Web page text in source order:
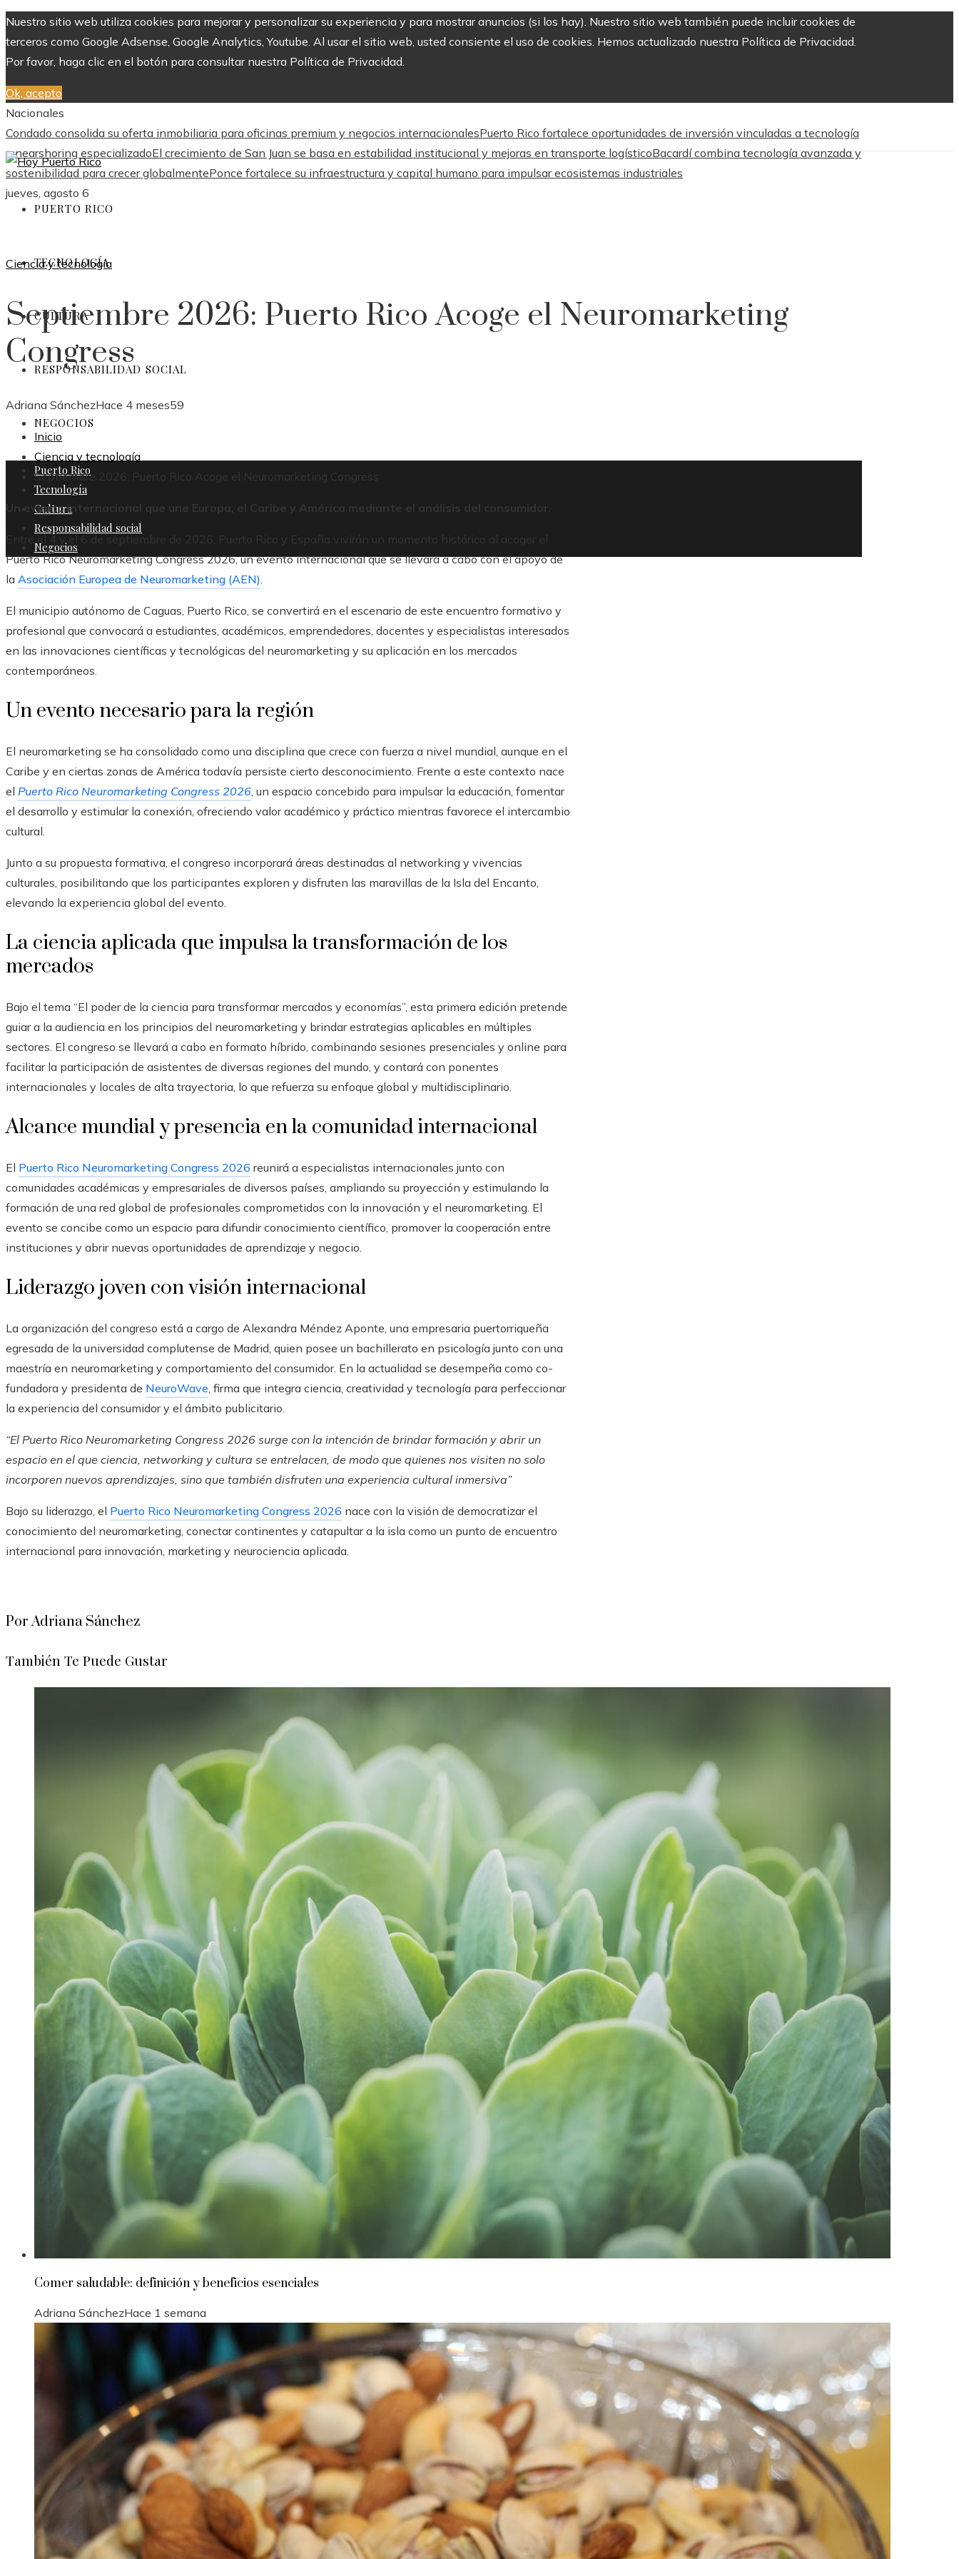
Nuestro sitio web utiliza cookies para mejorar y personalizar su experiencia y para mostrar anuncios (si los hay). Nuestro sitio web también puede incluir cookies de
terceros como Google Adsense, Google Analytics, Youtube. Al usar el sitio web, usted consiente el uso de cookies. Hemos actualizado nuestra Política de Privacidad.
Por favor, haga clic en el botón para consultar nuestra Política de Privacidad.
Ok, acepto
Nacionales
Condado consolida su oferta inmobiliaria para oficinas premium y negocios internacionalesPuerto Rico fortalece oportunidades de inversión vinculadas a tecnología
y nearshoring especializadoEl crecimiento de San Juan se basa en estabilidad institucional y mejoras en transporte logísticoBacardí combina tecnología avanzada y
sostenibilidad para crecer globalmentePonce fortalece su infraestructura y capital humano para impulsar ecosistemas industriales
jueves, agosto 6
PUERTO RICO
TECNOLOGÍA
CULTURA
RESPONSABILIDAD SOCIAL
NEGOCIOS
Puerto Rico
Tecnología
Cultura
Responsabilidad social
Negocios
Ciencia y tecnología
Septiembre 2026: Puerto Rico Acoge el Neuromarketing
Congress
Adriana SánchezHace 4 meses59
Inicio
Ciencia y tecnología
Septiembre 2026: Puerto Rico Acoge el Neuromarketing Congress
Un evento internacional que une Europa, el Caribe y América mediante el análisis del consumidor .
Entre el 4 y el 6 de septiembre de 2026, Puerto Rico y España vivirán un momento histórico al acoger el
Puerto Rico Neuromarketing Congress 2026, un evento internacional que se llevará a cabo con el apoyo de
la Asociación Europea de Neuromarketing (AEN).
El municipio autónomo de Caguas, Puerto Rico, se convertirá en el escenario de este encuentro formativo y
profesional que convocará a estudiantes, académicos, emprendedores, docentes y especialistas interesados
en las innovaciones científicas y tecnológicas del neuromarketing y su aplicación en los mercados
contemporáneos.
Un evento necesario para la región
El neuromarketing se ha consolidado como una disciplina que crece con fuerza a nivel mundial, aunque en el
Caribe y en ciertas zonas de América todavía persiste cierto desconocimiento. Frente a este contexto nace
el Puerto Rico Neuromarketing Congress 2026, un espacio concebido para impulsar la educación, fomentar
el desarrollo y estimular la conexión, ofreciendo valor académico y práctico mientras favorece el intercambio
cultural.
Junto a su propuesta formativa, el congreso incorporará áreas destinadas al networking y vivencias
culturales, posibilitando que los participantes exploren y disfruten las maravillas de la Isla del Encanto,
elevando la experiencia global del evento.
La ciencia aplicada que impulsa la transformación de los
mercados
Bajo el tema “El poder de la ciencia para transformar mercados y economías”, esta primera edición pretende
guiar a la audiencia en los principios del neuromarketing y brindar estrategias aplicables en múltiples
sectores. El congreso se llevará a cabo en formato híbrido, combinando sesiones presenciales y online para
facilitar la participación de asistentes de diversas regiones del mundo, y contará con ponentes
internacionales y locales de alta trayectoria, lo que refuerza su enfoque global y multidisciplinario.
Alcance mundial y presencia en la comunidad internacional
El Puerto Rico Neuromarketing Congress 2026 reunirá a especialistas internacionales junto con
comunidades académicas y empresariales de diversos países, ampliando su proyección y estimulando la
formación de una red global de profesionales comprometidos con la innovación y el neuromarketing. El
evento se concibe como un espacio para difundir conocimiento científico, promover la cooperación entre
instituciones y abrir nuevas oportunidades de aprendizaje y negocio.
Liderazgo joven con visión internacional
La organización del congreso está a cargo de Alexandra Méndez Aponte, una empresaria puertorriqueña
egresada de la universidad complutense de Madrid, quien posee un bachillerato en psicología junto con una
maestría en neuromarketing y comportamiento del consumidor. En la actualidad se desempeña como co-
fundadora y presidenta de NeuroWave, firma que integra ciencia, creatividad y tecnología para perfeccionar
la experiencia del consumidor y el ámbito publicitario.
“El Puerto Rico Neuromarketing Congress 2026 surge con la intención de brindar formación y abrir un
espacio en el que ciencia, networking y cultura se entrelacen, de modo que quienes nos visiten no solo
incorporen nuevos aprendizajes, sino que también disfruten una experiencia cultural inmersiva”
Bajo su liderazgo, el Puerto Rico Neuromarketing Congress 2026 nace con la visión de democratizar el
conocimiento del neuromarketing, conectar continentes y catapultar a la isla como un punto de encuentro
internacional para innovación, marketing y neurociencia aplicada.
Por Adriana Sánchez
También Te Puede Gustar
Comer saludable: definición y beneficios esenciales
Adriana SánchezHace 1 semana